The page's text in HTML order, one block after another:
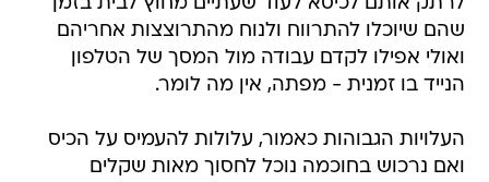
שהם שיוכלו להתרווח ולנוח מהתרוצצות אחריהם
ואולי אפילו לקדם עבודה מול המסך של הטלפון
הנייד בו זמנית - מפתה, אין מה לומר.
העלויות הגבוהות כאמור, עלולות להעמיס על הכיס
ואם נרכוש בחוכמה נוכל לחסוך מאות שקלים